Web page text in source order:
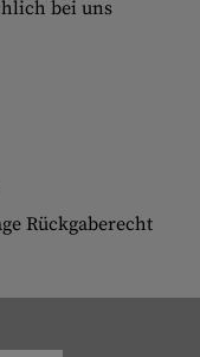
bei uns
Rückgaberecht